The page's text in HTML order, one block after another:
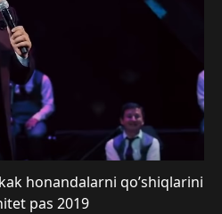
honandalarni qo’shiqlarini
pas 2019